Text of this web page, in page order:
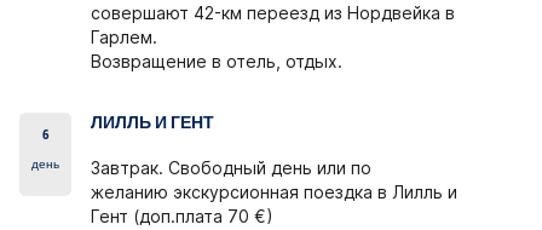
совершают 42-км переезд из Нордвейка в
Гарлем.
Возвращение в отель, отдых.
6
день
ЛИЛЛЬ И ГЕНТ
Завтрак. Cвободный день или по
желанию экскурсионная поездка в Лилль и
Гент (доп.плата 70 €)